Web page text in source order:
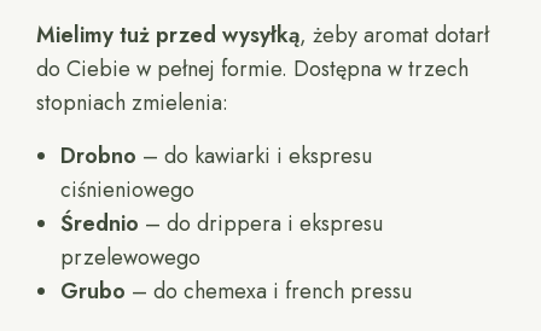
Mielimy tuż przed wysyłką, żeby aromat dotarł
do Ciebie w pełnej formie. Dostępna w trzech
stopniach zmielenia:
Drobno – do kawiarki i ekspresu
ciśnieniowego
Średnio – do drippera i ekspresu
przelewowego
Grubo – do chemexa i french pressu